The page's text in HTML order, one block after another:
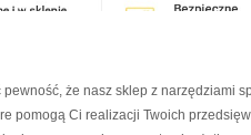
że nasz sklep z narzędziami
pomogą Ci realizacji Twoich